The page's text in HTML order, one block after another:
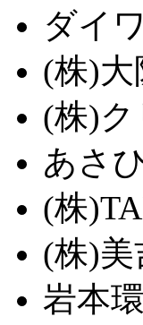
ダイ
(株)大
(株)
あさ
(株
(株)美
岩本